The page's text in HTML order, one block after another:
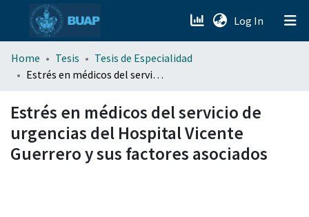
Log In (current)
menu.section.about_menu
Home Tesis
Tesis de Especialidad
Estrés en médicos del servicio de urgencias del Hospital Vicente Guerrero y sus factores asociados
Estrés en médicos del servicio de
urgencias del Hospital Vicente
Guerrero y sus factores asociados